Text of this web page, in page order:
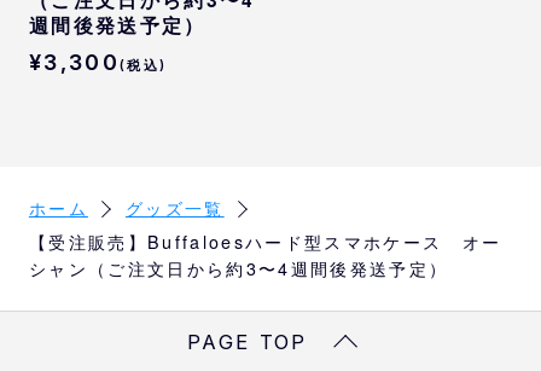
iPhone 15Plus
iPhone 16
iPhone 16Pro
iPhone 17
[AQUOS]対応機種
AQUOS sense9
Xperia 10Ⅵ
週間後発送予定）
¥3,300 (税込)
ホーム
グッズ一覧
【受注販売】Buffaloesハード型スマホケース オー
シャン（ご注文日から約3〜4週間後発送予定）
PAGE TOP